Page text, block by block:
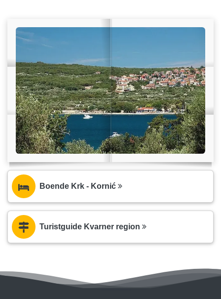
Boende Krk - Kornić
Turistguide Kvarner region